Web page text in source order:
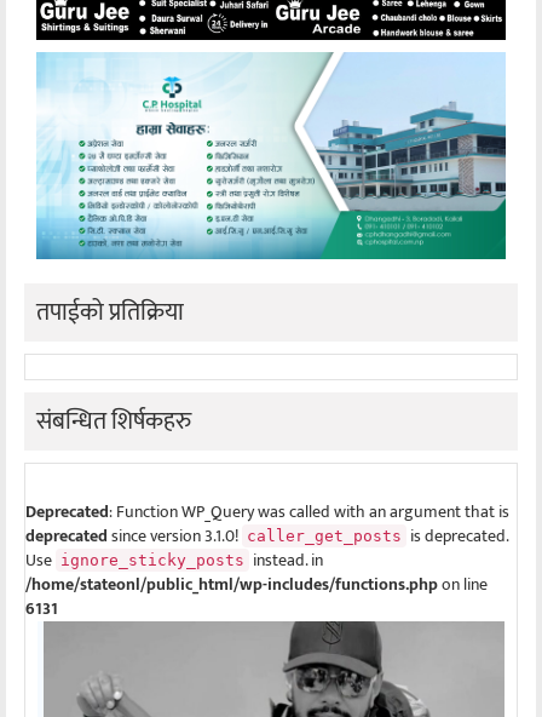
तपाईको प्रतिक्रिया
संबन्धित शिर्षकहरु
Deprecated: Function WP_Query was called with an argument that is
deprecatedsince version 3.1.0! caller_get_posts is deprecated.
Use ignore_sticky_posts instead. in
/home/stateonl/public_html/wp-includes/functions.phpon line
6131